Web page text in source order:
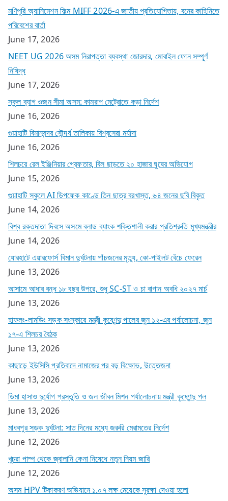
মণিপুরি অ্যানিমেশন ফিল্ম MIFF 2026-এ জাতীয় প্রতিযোগিতায়, বনের কাহিনিতে
পরিবেশের বার্তা
June 17, 2026
NEET UG 2026 অসম নিরাপত্তা ব্যবস্থা জোরদার, মোবাইল ফোন সম্পূর্ণ
নিষিদ্ধ
June 17, 2026
স্কুল ব্যাগ ওজন সীমা অসম: কামরূপ মেট্রোতে কড়া নির্দেশ
June 16, 2026
গুয়াহাটি বিমানবন্দর সৌন্দর্য তালিকায় বিশ্বসেরা মর্যাদা
June 16, 2026
শিলচরে রেল ইঞ্জিনিয়ার গ্রেফতার, বিল ছাড়তে ২০ হাজার ঘুষের অভিযোগ
June 15, 2026
গুয়াহাটি স্কুলে AI ডিপফেক কাণ্ডে তিন ছাত্র বরখাস্ত, ৬৪ জনের ছবি বিকৃত
June 14, 2026
বিশ্ব রক্তদাতা দিবসে অসমে ব্লাড ব্যাংক শক্তিশালী করার প্রতিশ্রুতি মুখ্যমন্ত্রীর
June 14, 2026
যোরহাটে এয়ারফোর্স বিমান দুর্ঘটনায় পাঁচজনের মৃত্যু, কো-পাইলট বেঁচে ফেরেন
June 13, 2026
আসামে আধার বন্ধ ১৮ বছর উপরে, শুধু SC-ST ও চা বাগান অবধি ২০২৭ মার্চ
June 13, 2026
হাফলং-লামডিং সড়ক সংস্কারে মন্ত্রী কৃষ্ণেন্দু পালের জুন ১২-এর পর্যালোচনা, জুন
১৭-এ শিলচর বৈঠক
June 13, 2026
কাছাড়ে ইউসিসি প্রতিবাদে নামাজের পর বড় বিক্ষোভ, উত্তেজনা
June 13, 2026
ডিমা হাসাও দুর্যোগ প্রস্তুতি ও জল জীবন মিশন পর্যালোচনায় মন্ত্রী কৃষ্ণেন্দু পল
June 13, 2026
মাধবপুর সড়ক দুর্ঘটনা: সাত দিনের মধ্যে জরুরি মেরামতের নির্দেশ
June 12, 2026
খুচরা পাম্প থেকে জ্বালানি কেনা নিষেধে নতুন নিয়ম জারি
June 12, 2026
অসম HPV টিকাকরণ অভিযানে ১.০৭ লক্ষ মেয়েকে সুরক্ষা দেওয়া হলো